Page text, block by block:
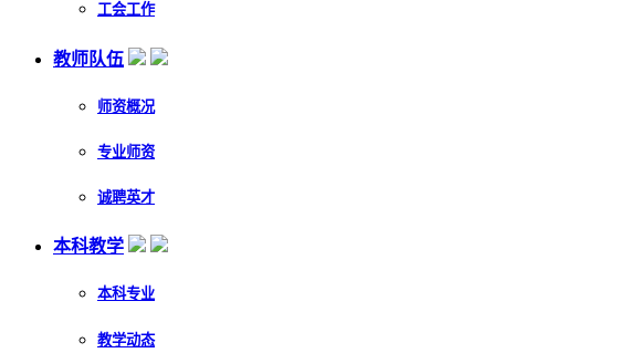
工会工作
教师队伍
师资概况
专业师资
诚聘英才
本科教学
本科专业
教学动态